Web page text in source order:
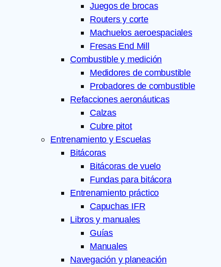
Juegos de brocas
Routers y corte
Machuelos aeroespaciales
Fresas End Mill
Combustible y medición
Medidores de combustible
Probadores de combustible
Refacciones aeronáuticas
Calzas
Cubre pitot
Entrenamiento y Escuelas
Bitácoras
Bitácoras de vuelo
Fundas para bitácora
Entrenamiento práctico
Capuchas IFR
Libros y manuales
Guías
Manuales
Navegación y planeación